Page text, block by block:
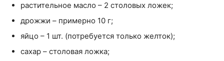
растительное масло – 2 столовых ложек;
дрожжи – примерно 10 г;
яйцо – 1 шт. (потребуется только желток);
сахар – столовая ложка;